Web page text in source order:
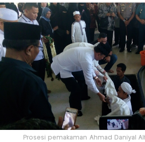
Prosesi pemakaman Ahmad Daniyal